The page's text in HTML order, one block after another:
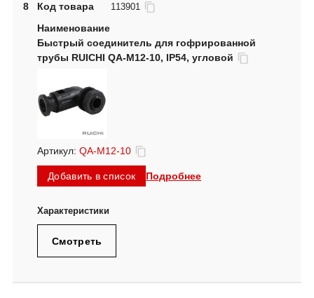
8 Код товара 113901
Быстрый соединитель для гофрированной
трубы RUICHI QA-M12-10, IP54, угловой
Артикул: QA-M12-10
Добавить в список Подробнее
Смотреть